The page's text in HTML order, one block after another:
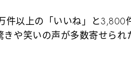
件以上の「いいね」と3,800
や笑いの声が多数寄せられ